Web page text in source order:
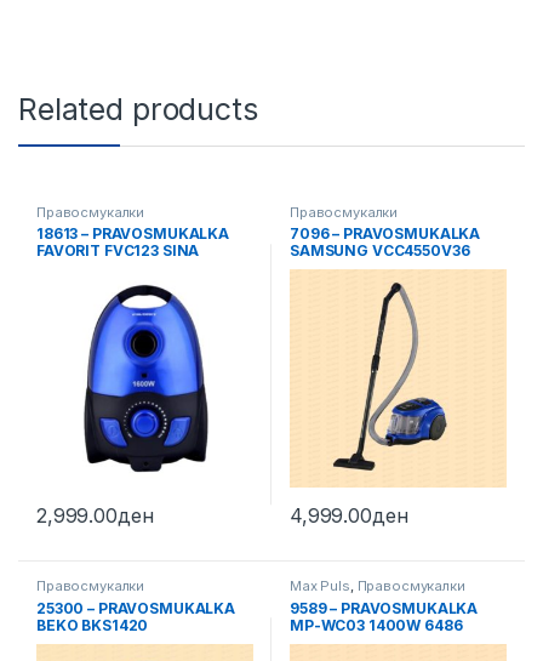
Related products
Правосмукалки
18613 – PRAVOSMUKALKA
FAVORIT FVC123 SINA
2,999.00ден
Правосмукалки
7096 – PRAVOSMUKALKA
SAMSUNG VCC4550V36
4,999.00ден
Правосмукалки
25300 – PRAVOSMUKALKA
BEKO BKS1420
Max Puls, Правосмукалки
9589 – PRAVOSMUKALKA
MP-WC03 1400W 6486
PROFI